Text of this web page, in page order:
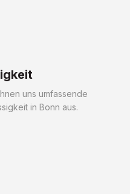
uns umfassende
in Bonn aus.